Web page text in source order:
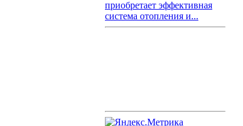
приобретает эффективная
система отопления и...